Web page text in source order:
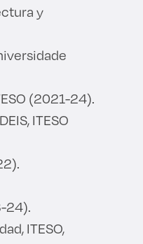
y
(2021-24).
ITESO
24).
ITESO,